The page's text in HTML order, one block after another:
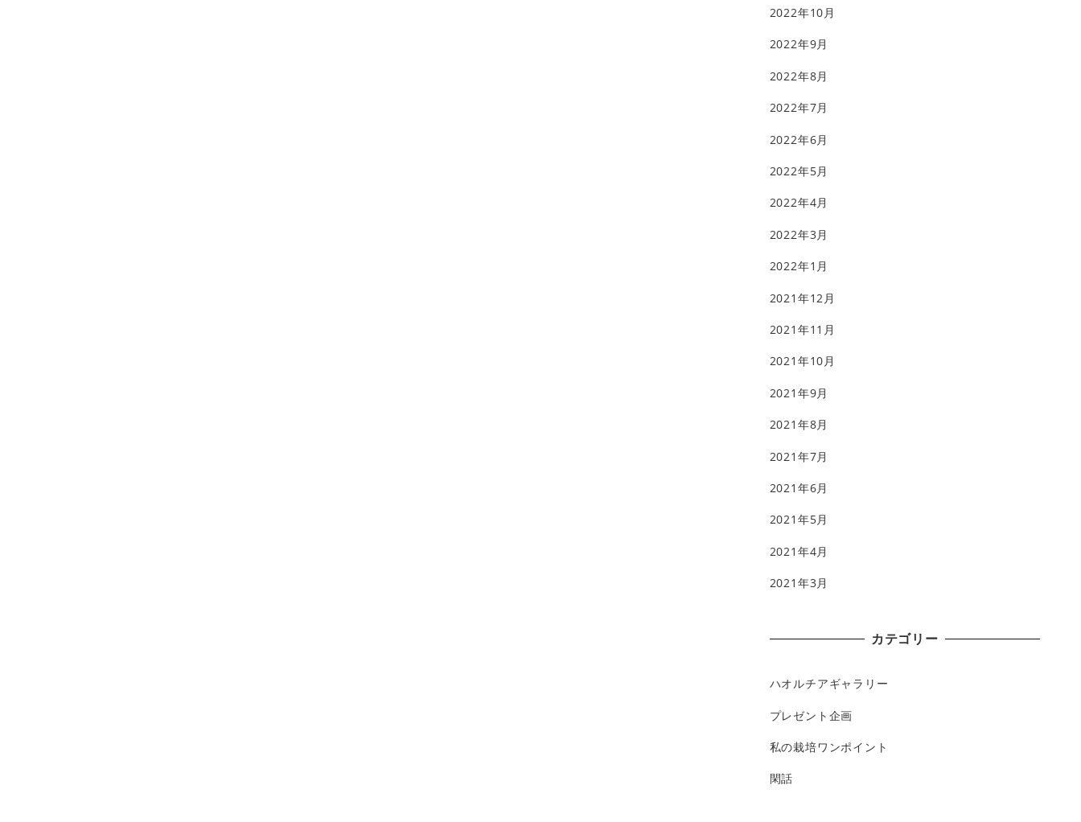
2022年10月
2022年9月
2022年8月
2022年7月
2022年6月
2022年5月
2022年4月
2022年3月
2022年1月
2021年12月
2021年11月
2021年10月
2021年9月
2021年8月
2021年7月
2021年6月
2021年5月
2021年4月
2021年3月
カテゴリー
ハオルチアギャラリー
プレゼント企画
私の栽培ワンポイント
閑話